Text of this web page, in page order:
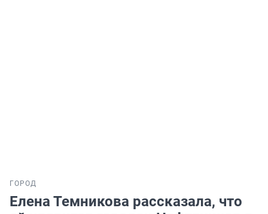
ГОРОД
Елена Темникова рассказала, что